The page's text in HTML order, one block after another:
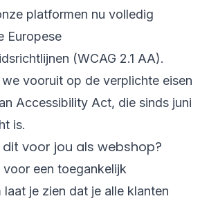
platformen nu volledig
Europese
(WCAG 2.1 AA).
vooruit op de verplichte eisen
Accessibility Act, die sinds juni
is.
voor jou als webshop?
een toegankelijk
je zien dat je alle klanten